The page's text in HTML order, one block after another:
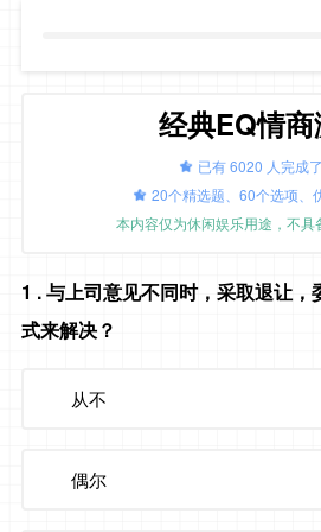
经典EQ情
已有 6020 人完成
20个精选题、60个选项、
本内容仅为休闲娱乐用途，不具
1 . 与上司意见不同时，采取退让
式来解决？
从不
偶尔